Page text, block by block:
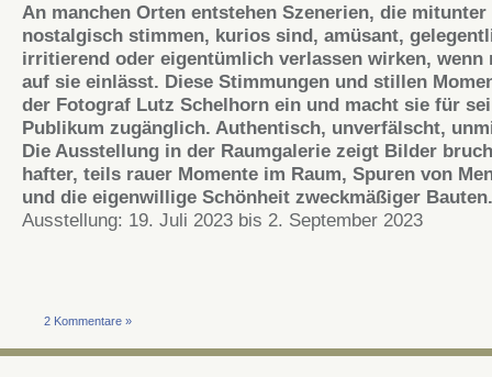
An manchen Orten entstehen Szenerien, die mitunter
nostalgisch stimmen, kurios sind, amüsant,
irritierend oder eigen­tümlich verlassen wirken, wenn
auf sie einlässt. Diese Stimmungen und stillen
der Fotograf Lutz Schelhorn ein und macht sie für
Publikum zugänglich. Authentisch, un­verfälscht,
Die Ausstellung in der Raumgalerie zeigt Bilder
hafter, teils rauer Momente im Raum, Spuren von
und die eigenwillige Schönheit zweckmäßiger Bauten.
Ausstellung: 19. Juli 2023 bis 2. September 2023
2 Kommentare »